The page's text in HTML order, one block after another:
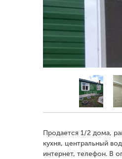
Продается 1/2 дома,
кухня, центральный
интернет, телефон. В